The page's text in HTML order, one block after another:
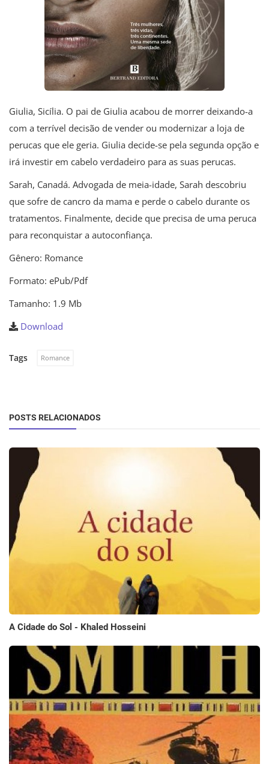
Giulia, Sicília. O pai de Giulia acabou de morrer deixando-a
com a terrível decisão de vender ou modernizar a loja de
perucas que ele geria. Giulia decide-se pela segunda opção e
irá investir em cabelo verdadeiro para as suas perucas.
Sarah, Canadá. Advogada de meia-idade, Sarah descobriu
que sofre de cancro da mama e perde o cabelo durante os
tratamentos. Finalmente, decide que precisa de uma peruca
para reconquistar a autoconfiança.
Gênero: Romance
Formato: ePub/Pdf
Tamanho: 1.9 Mb
Download
Tags Romance
POSTS RELACIONADOS
A Cidade do Sol - Khaled Hosseini